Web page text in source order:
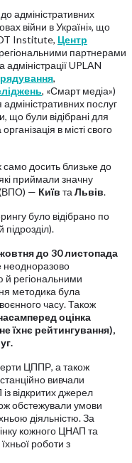
адміністративних
війни в Україні», що
DT Institute, Центр
партнерами
UPLAN
,
, «Смарт медіа»)
послуг
що були відібрані для
в місті свого
само досить близьке до
приймали значну
(ВПО) — Київ та Львів.
було відібрано по
до 30 листопада
й регіональними
методика була
часу. Також
оцінка
їхнє рейтингування),
ЦППР, а також
вивчали
відкритих джерел
обстежували умови
діяльністю. За
кожного ЦНАП та
роботи з